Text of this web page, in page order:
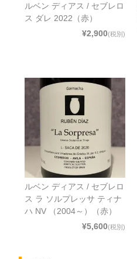
ルベン ディアス / セブレロ
ス ダレ 2022（赤）
¥2,900(税別)
ルベン ディアス / セブレロ
ス ラ ソルプレッサ ティナ
ハ NV （2004～）（赤）
¥5,600(税別)